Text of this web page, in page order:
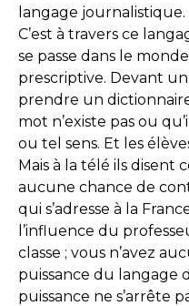
langage journalistique.
C’est à travers ce
se passe dans le
prescriptive. Devant
prendre un
mot n’existe pas ou
ou tel sens. Et les
Mais à la télé ils disent
aucune chance de
qui s’adresse à la
l’influence du
classe ; vous n’avez
puissance du langage
puissance ne s’arrête